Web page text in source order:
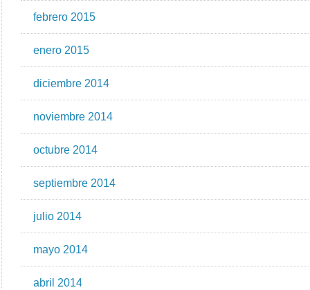
febrero 2015
enero 2015
diciembre 2014
noviembre 2014
octubre 2014
septiembre 2014
julio 2014
mayo 2014
abril 2014